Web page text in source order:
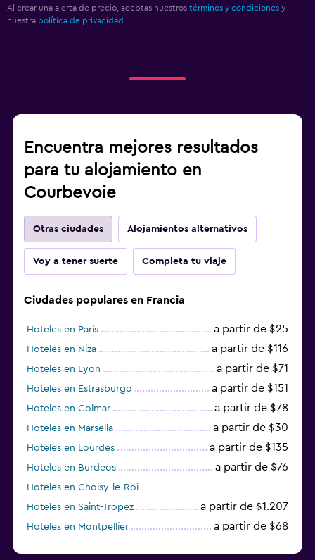
Al crear una alerta de precio, aceptas nuestros términos y condiciones y
nuestra política de privacidad.
Encuentra mejores resultados
para tu alojamiento en
Courbevoie
Otras ciudades Alojamientos alternativos
Voy a tener suerte Completa tu viaje
Ciudades populares en Francia
Hoteles en París a partir de $25
Hoteles en Niza a partir de $116
Hoteles en Lyon a partir de $71
Hoteles en Estrasburgo a partir de $151
Hoteles en Colmar a partir de $78
Hoteles en Marsella a partir de $30
Hoteles en Lourdes a partir de $135
Hoteles en Burdeos a partir de $76
Hoteles en Choisy-le-Roi
Hoteles en Saint-Tropez
a partir de $1.207
Hoteles en Montpellier a partir de $68